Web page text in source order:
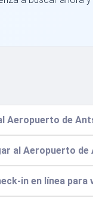
Aeropuerto de
al Aeropuerto
in en línea